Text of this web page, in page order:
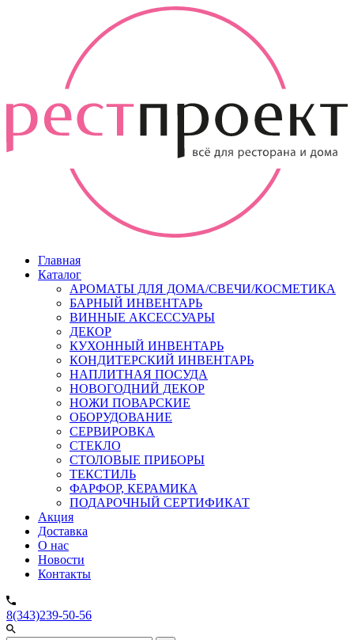
Главная
Каталог
АРОМАТЫ ДЛЯ ДОМА/СВЕЧИ/КОСМЕТИКА
БАРНЫЙ ИНВЕНТАРЬ
ВИННЫЕ АКСЕССУАРЫ
ДЕКОР
КУХОННЫЙ ИНВЕНТАРЬ
КОНДИТЕРСКИЙ ИНВЕНТАРЬ
НАПЛИТНАЯ ПОСУДА
НОВОГОДНИЙ ДЕКОР
НОЖИ ПОВАРСКИЕ
ОБОРУДОВАНИЕ
СЕРВИРОВКА
СТЕКЛО
СТОЛОВЫЕ ПРИБОРЫ
ТЕКСТИЛЬ
ФАРФОР, КЕРАМИКА
ПОДАРОЧНЫЙ СЕРТИФИКАТ
Акция
Доставка
О нас
Новости
Контакты
8(343)239-50-56